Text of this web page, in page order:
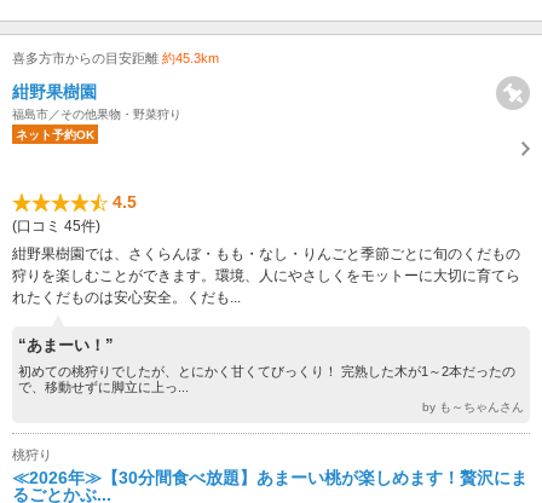
喜多方市からの目安距離 約45.3km
紺野果樹園
福島市／その他果物・野菜狩り
ネット予約OK
4.5
(口コミ 45件)
紺野果樹園では、さくらんぼ・もも・なし・りんごと季節ごとに旬のくだもの
狩りを楽しむことができます。環境、人にやさしくをモットーに大切に育てら
れたくだものは安心安全。くだも...
“あまーい！”
初めての桃狩りでしたが、とにかく甘くてびっくり！ 完熟した木が1～2本だったの
で、移動せずに脚立に上っ...
by も～ちゃんさん
桃狩り
≪2026年≫【30分間食べ放題】あまーい桃が楽しめます！贅沢にま
るごとかぶ...